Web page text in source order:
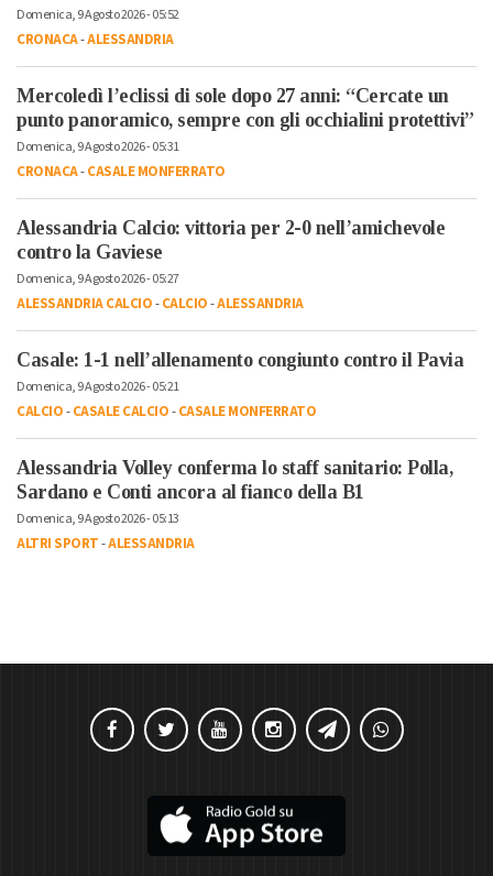
Domenica, 9 Agosto 2026 - 05:52
CRONACA-ALESSANDRIA
Mercoledì l’eclissi di sole dopo 27 anni: “Cercate un
punto panoramico, sempre con gli occhialini protettivi”
Domenica, 9 Agosto 2026 - 05:31
CRONACA-CASALE MONFERRATO
Alessandria Calcio: vittoria per 2-0 nell’amichevole
contro la Gaviese
Domenica, 9 Agosto 2026 - 05:27
ALESSANDRIA CALCIO-CALCIO-ALESSANDRIA
Casale: 1-1 nell’allenamento congiunto contro il Pavia
Domenica, 9 Agosto 2026 - 05:21
CALCIO-CASALE CALCIO-CASALE MONFERRATO
Alessandria Volley conferma lo staff sanitario: Polla,
Sardano e Conti ancora al fianco della B1
Domenica, 9 Agosto 2026 - 05:13
ALTRI SPORT-ALESSANDRIA